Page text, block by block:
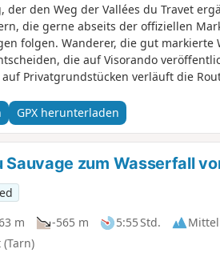
der den Weg der Vallées du Travet
die gerne abseits der offiziellen
folgen. Wanderer, die gut
die auf Visorando
Privatgrundstücken verläuft die
betreten.
GPX herunterladen
Sauvage zum Wasserfall
m -565 m 5:55 Std.
Mittel